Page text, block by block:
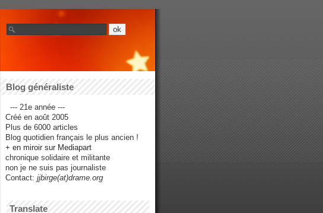
Blog généraliste
--- 21e année ---
Créé en août 2005
Plus de 6000 articles
Blog quotidien français le plus ancien !
+ en miroir sur Mediapart
chronique solidaire et militante
non je ne suis pas journaliste
Contact: jjbirge(at)drame.org
Translate